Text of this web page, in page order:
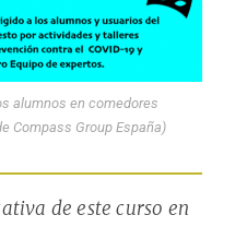
alumnos en comedores
Compass Group España)
de este curso en